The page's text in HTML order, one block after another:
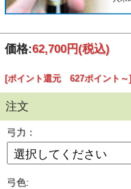
価格:62,700円(税込)
[ポイント還元 627ポイント～]
注文
弓力：
弓色: